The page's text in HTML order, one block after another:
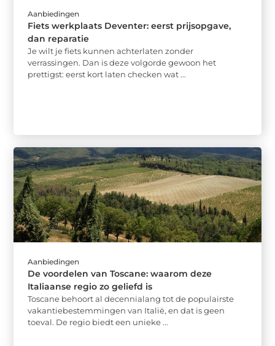
Aanbiedingen
Fiets werkplaats Deventer: eerst prijsopgave,
dan reparatie
Je wilt je fiets kunnen achterlaten zonder
verrassingen. Dan is deze volgorde gewoon het
prettigst: eerst kort laten checken wat ...
Aanbiedingen
De voordelen van Toscane: waarom deze
Italiaanse regio zo geliefd is
Toscane behoort al decennialang tot de populairste
vakantiebestemmingen van Italië, en dat is geen
toeval. De regio biedt een unieke ...